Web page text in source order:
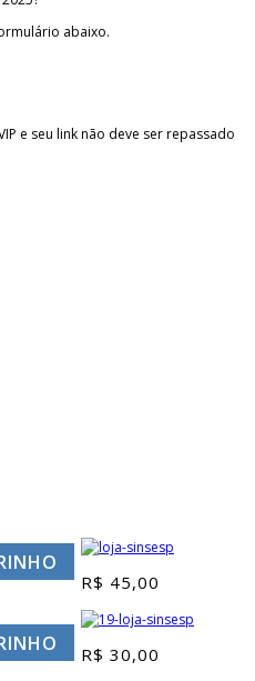
abaixo.
e seu link não deve ser repassado
R$ 45,00
R$ 30,00